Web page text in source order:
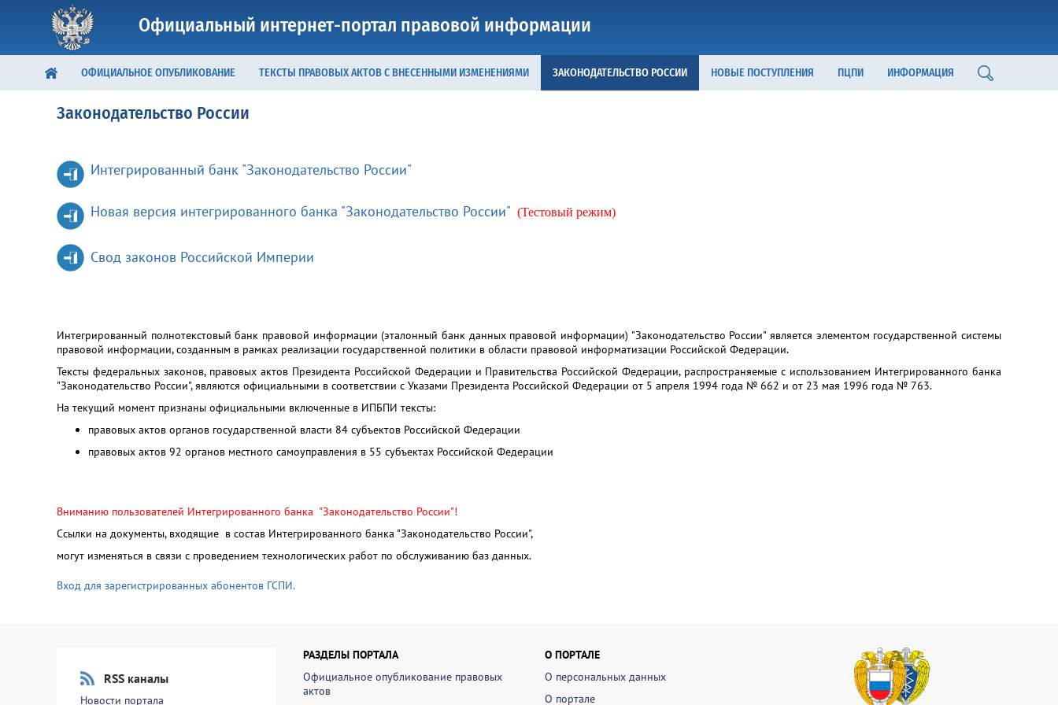
Официальный интернет-портал правовой информации
ОФИЦИАЛЬНОЕ ОПУБЛИКОВАНИЕ ТЕКСТЫ ПРАВОВЫХ АКТОВ С ВНЕСЕННЫМИ ИЗМЕНЕНИЯМИ ЗАКОНОДАТЕЛЬСТВО РОССИИ НОВЫЕ ПОСТУПЛЕНИЯ ПЦПИ ИНФОРМАЦИЯ
Законодательство России
Интегрированный банк "Законодательство России"
Новая версия интегрированного банка "Законодательство России" (Тестовый режим)
Свод законов Российской Империи
Интегрированный полнотекстовый банк правовой информации (эталонный банк данных правовой информации) "Законодательство России" является элементом государственной системы
правовой информации, созданным в рамках реализации государственной политики в области правовой информатизации Российской Федерации.
Тексты федеральных законов, правовых актов Президента Российской Федерации и Правительства Российской Федерации, распространяемые с использованием Интегрированного банка
"Законодательство России", являются официальными в соответствии с Указами Президента Российской Федерации от 5 апреля 1994 года № 662 и от 23 мая 1996 года № 763.
На текущий момент признаны официальными включенные в ИПБПИ тексты:
правовых актов органов государственной власти 84 субъектов Российской Федерации
правовых актов 92 органов местного самоуправления в 55 субъектах Российской Федерации
Вниманию пользователей Интегрированного банка "Законодательство России"!
Ссылки на документы, входящие в состав Интегрированного банка "Законодательство России",
могут изменяться в связи с проведением технологических работ по обслуживанию баз данных.
Вход для зарегистрированных абонентов ГСПИ.
RSS каналы
Новости портала
РАЗДЕЛЫ ПОРТАЛА
Официальное опубликование правовых
актов
О ПОРТАЛЕ
О персональных данных
О портале